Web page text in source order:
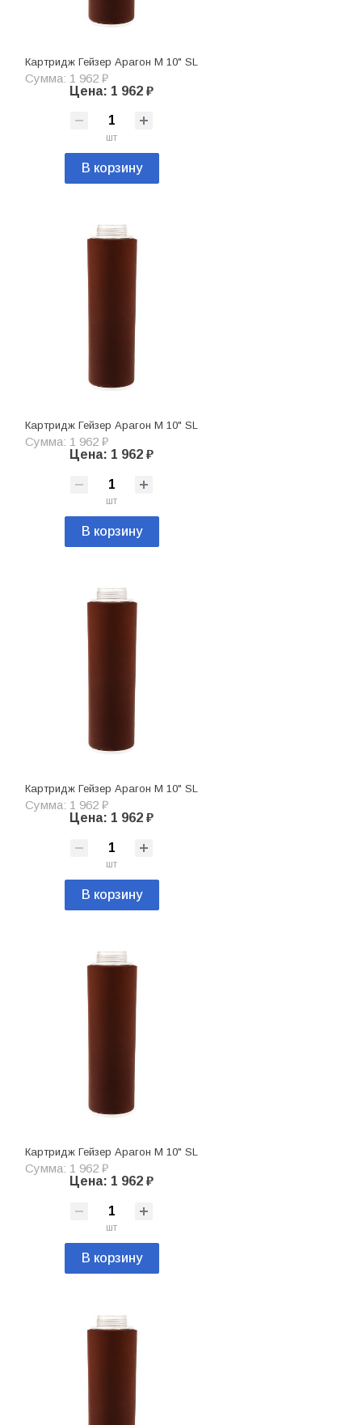
Картридж Гейзер Арагон М 10" SL
Сумма: 1 962 ₽
Цена: 1 962 ₽
шт
В корзину
Картридж Гейзер Арагон М 10" SL
Сумма: 1 962 ₽
Цена: 1 962 ₽
шт
В корзину
Картридж Гейзер Арагон М 10" SL
Сумма: 1 962 ₽
Цена: 1 962 ₽
шт
В корзину
Картридж Гейзер Арагон М 10" SL
Сумма: 1 962 ₽
Цена: 1 962 ₽
шт
В корзину